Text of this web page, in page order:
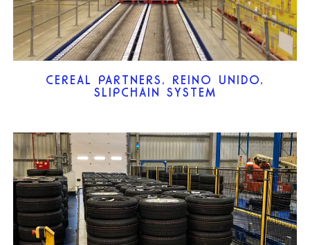
CEREAL PARTNERS, REINO UNIDO,
SLIPCHAIN SYSTEM